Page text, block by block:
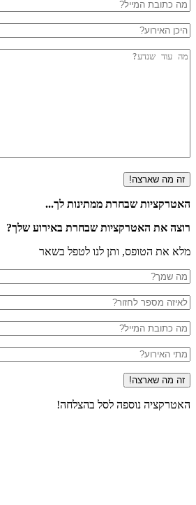
שבחרת ממתינות לך...
את האטרקציות שבחרת באירוע שלך?
את הטופס, ותן לנו לטפל בשאר
נוספה לסל בהצלחה!